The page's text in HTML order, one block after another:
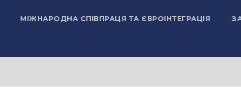
МІЖНАРОДНА СПІВПРАЦЯ ТА ЄВРОІНТЕГРАЦІЯ